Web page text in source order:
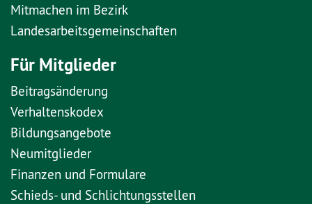
Mitmachen im Bezirk
Landesarbeitsgemeinschaften
Für Mitglieder
Beitragsänderung
Verhaltenskodex
Bildungsangebote
Neumitglieder
Finanzen und Formulare
Schieds- und Schlichtungsstellen